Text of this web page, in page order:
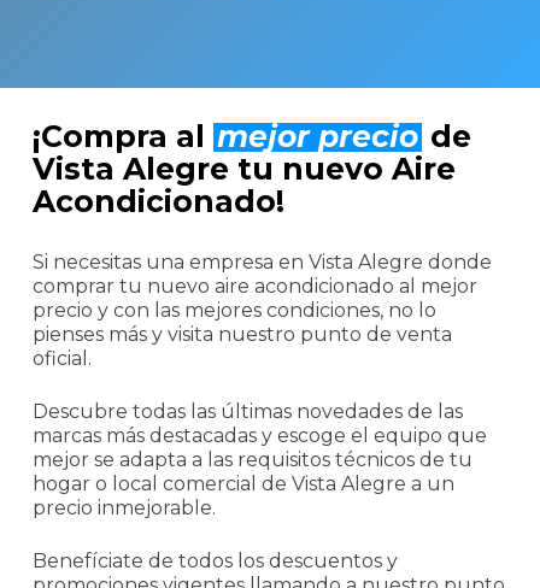
¡Compra al mejor precio de
Vista Alegre tu nuevo Aire
Acondicionado!
Si necesitas una empresa en Vista Alegre donde
comprar tu nuevo aire acondicionado al mejor
precio y con las mejores condiciones, no lo
pienses más y visita nuestro punto de venta
oficial.
Descubre todas las últimas novedades de las
marcas más destacadas y escoge el equipo que
mejor se adapta a las requisitos técnicos de tu
hogar o local comercial de Vista Alegre a un
precio inmejorable.
Benefíciate de todos los descuentos y